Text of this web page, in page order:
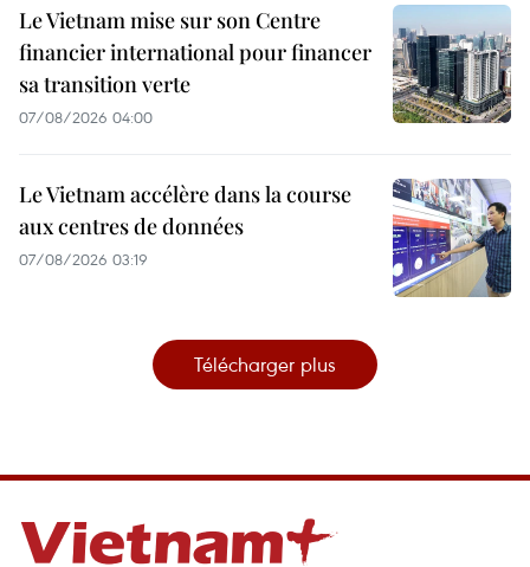
Le Vietnam mise sur son Centre
financier international pour financer
sa transition verte
07/08/2026 04:00
Le Vietnam accélère dans la course
aux centres de données
07/08/2026 03:19
Télécharger plus